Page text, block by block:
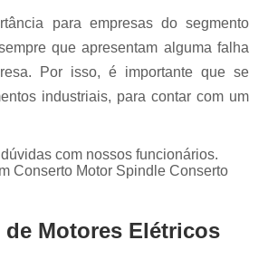
Conserto Teclado Fanuc
Módulo
de Operação Fanuc
Placa I/o Fanuc A20b
Conserto
Painel Lcd Siemens
Conserto
para empresas do segmento
que apresentam alguma falha
Por isso, é importante que se
industriais, para contar com um
com nossos funcionários.
Conserto Motor Spindle Conserto
de Motores Elétricos